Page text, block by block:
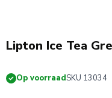
Lipton Ice Tea
Op voorraadSKU 13034